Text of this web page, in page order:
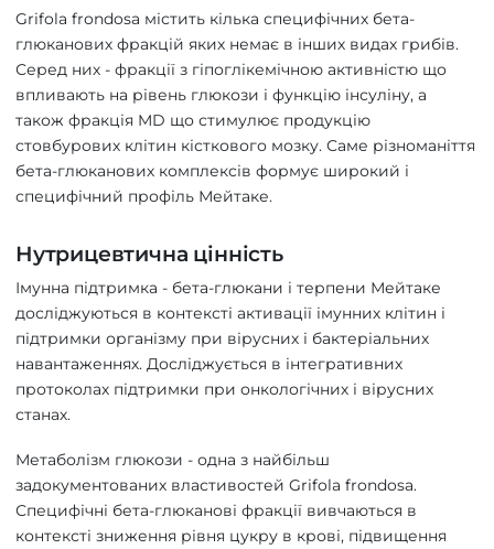
Grifola frondosa містить кілька специфічних бета-
глюканових фракцій яких немає в інших видах грибів.
Серед них - фракції з гіпоглікемічною активністю що
впливають на рівень глюкози і функцію інсуліну, а
також фракція MD що стимулює продукцію
стовбурових клітин кісткового мозку. Саме різноманіття
бета-глюканових комплексів формує широкий і
специфічний профіль Мейтаке.
Нутрицевтична цінність
Імунна підтримка - бета-глюкани і терпени Мейтаке
досліджуються в контексті активації імунних клітин і
підтримки організму при вірусних і бактеріальних
навантаженнях. Досліджується в інтегративних
протоколах підтримки при онкологічних і вірусних
станах.
Метаболізм глюкози - одна з найбільш
задокументованих властивостей Grifola frondosa.
Специфічні бета-глюканові фракції вивчаються в
контексті зниження рівня цукру в крові, підвищення